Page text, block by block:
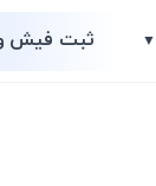
▼ ثبت فیش